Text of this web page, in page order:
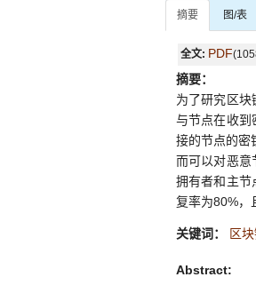
摘要 图/表
全文: PDF
摘要：
为了研究区
与节点在收到
接的节点的密
而可以对恶意
拥有者和主节
复率为80%，
关键词： 区
Abstract: